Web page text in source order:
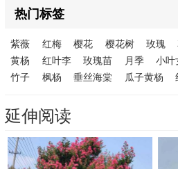
热门标签
紫薇 红梅 樱花 樱花树 玫瑰
黄杨
红叶李 玫瑰苗 月季 小叶
竹子
枫杨 垂丝海棠 瓜子黄杨
延伸阅读